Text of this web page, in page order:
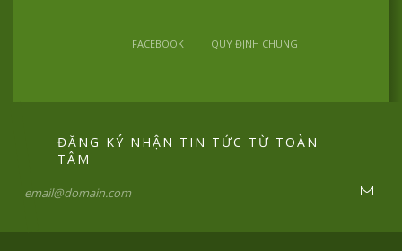
FACEBOOK QUY ĐỊNH CHUNG
ĐĂNG KÝ NHẬN TIN TỨC TỪ TOÀN
TÂM